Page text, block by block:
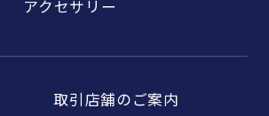
アクセサリー
取引店舗のご案内